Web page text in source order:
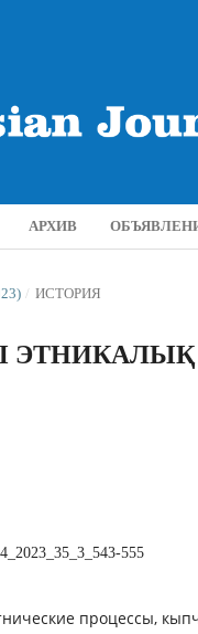
АРХИВ
/ ИСТОРИЯ
555
процессы,